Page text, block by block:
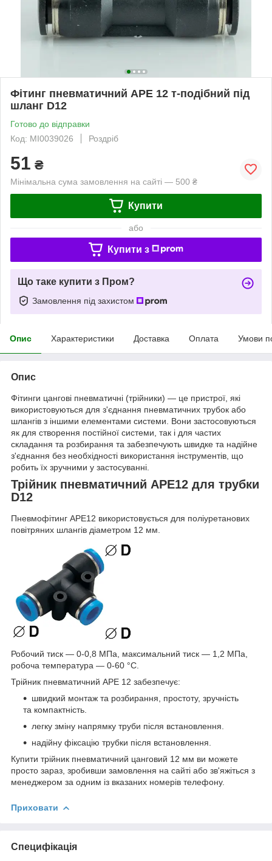
Фітинг пневматичний APE 12 т-подібний під
шланг D12
Готово до відправки
Код: MI0039026
Роздріб
51 ₴
Мінімальна сума замовлення на сайті — 500 ₴
Купити
або
Купити з
Що таке купити з Пром?
Замовлення під захистом
Опис Характеристики Доставка Оплата Умови
Опис
Фітинги цангові пневматичні (трійники) — це пристрої, які
використовуються для з'єднання пневматичних трубок або
шлангів з іншими елементами системи. Вони застосовуються
як для створення постійної системи, так і для частих
складання та розбирання та забезпечують швидке та надійне
з'єднання без необхідності використання інструментів, що
робить їх зручними у застосуванні.
Трійник пневматичний АРЕ12 для трубки
D12
Пневмофітинг APE12 використовується для поліуретанових
повітряних шлангів діаметром 12 мм.
Робочий тиск — 0-0,8 МПа, максимальний тиск — 1,2 МПа,
робоча температура — 0-60 °C.
Трійник пневматичний АРЕ 12 забезпечує:
швидкий монтаж та розбирання, простоту, зручність
та компактність.
легку зміну напрямку труби після встановлення.
надійну фіксацію трубки після встановлення.
Купити трійник пневматичний цанговий 12 мм ви можете
просто зараз, зробивши замовлення на сайті або зв'яжіться з
менеджером за одним із вказаних номерів телефону.
Приховати
Специфікація